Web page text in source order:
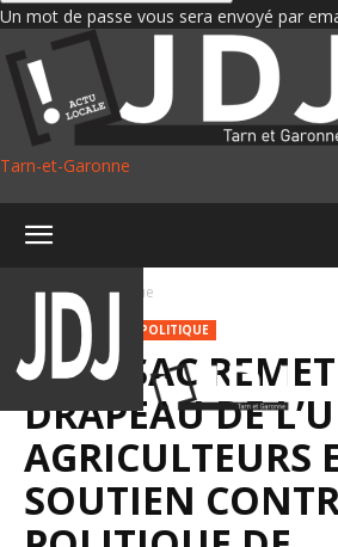
Un mot de passe vous sera envoyé par
Tarn-et-Garonne
Accueil Politique
AGRICULTURE POLITIQUE
MOISSAC
DRAPEAU DE
AGRICULTEURS
SOUTIEN